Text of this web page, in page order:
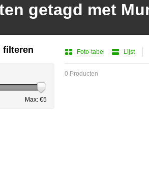
getagd met
Foto-tabel Lijst
0 Producten
filteren
Max: €5